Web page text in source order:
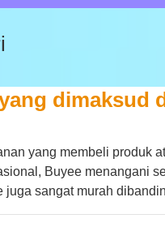
dimaksud
yang membeli produk
Buyee menangani
juga sangat murah